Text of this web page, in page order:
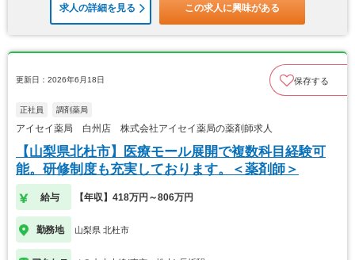
求人の詳細を見る この求人に興味がある
更新日：2026年6月18日 保存する
正社員 調剤薬局
アイセイ薬局 白州店 株式会社アイセイ薬局の薬剤師求人
【山梨県北杜市】医療モール展開で複数科目経験可
能。研修制度も充実しております。＜薬剤師＞
給与 【年収】418万円～806万円
勤務地 山梨県 北杜市